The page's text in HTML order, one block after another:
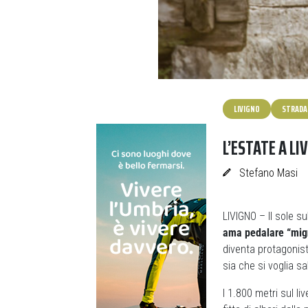
LIVIGNO STRADA
L’ESTATE A
Stefano Masi
LIVIGNO – Il sole
ama pedalare
diventa
sia che si voglia
I 1.800 metri sul